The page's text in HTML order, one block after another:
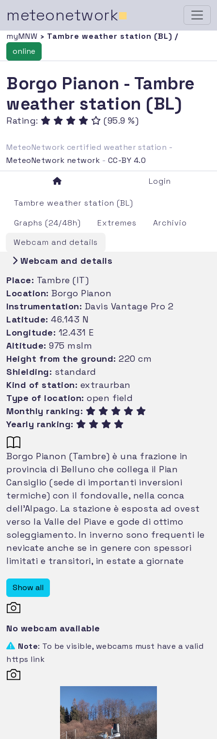
meteonetwork■
myMNW › Tambre weather station (BL) /
online
Borgo Pianon - Tambre
weather station (BL)
Rating: (95.9 %)
MeteoNetwork certified weather station -
MeteoNetwork network - CC-BY 4.0
Login
Tambre weather station (BL)
Graphs (24/48h)
Extremes
Archivio
Webcam and details
Webcam and details
Place: Tambre (IT)
Location: Borgo Pianon
Instrumentation: Davis Vantage Pro 2
Latitude: 46.143 N
Longitude: 12.431 E
Altitude: 975 mslm
Height from the ground: 220 cm
Shielding: standard
Kind of station: extraurban
Type of location: open field
Monthly ranking:
Yearly ranking:
Borgo Pianon (Tambre) è una frazione in
provincia di Belluno che collega il Pian
Cansiglio (sede di importanti inversioni
termiche) con il fondovalle, nella conca
dell'Alpago. La stazione è esposta ad ovest
verso la Valle del Piave e gode di ottimo
soleggiamento. In inverno sono frequenti le
nevicate anche se in genere con spessori
limitati e transitori, in estate a giornate
peggioramenti ad opera di celle
temporalesche che spesso si formano nei
pomeriggi afosi sulle montagne circostanti.
E' anche possibile osservare intense piogge
legate ad avvezioni di aria dai quadranti
meridionali.
Show all
No webcam available
Note: To be visible, webcams must have a valid
https link